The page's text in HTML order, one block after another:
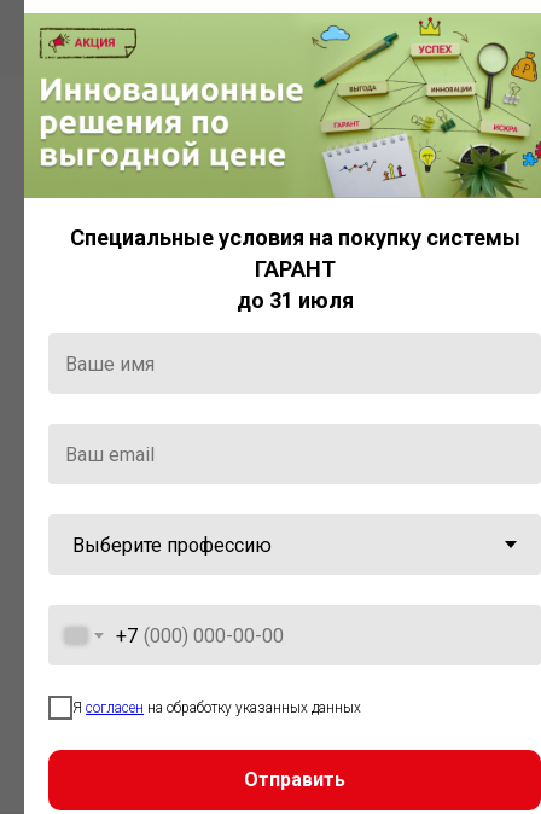
Компания «Гарант» стала
победителем премии «Время
Система
ГАРАНТ
Актуальная правовая информация
и инструменты для максимально
эффективной работы с ней.
Специальные условия на покупку системы
ГАРАНТ
до 31 июля
+7
Я согласен на обработку указанных данных
Отправить